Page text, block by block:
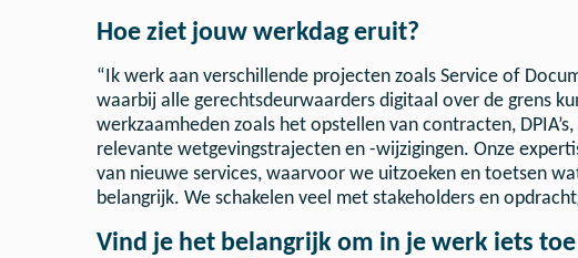
Hoe ziet jouw werkdag eruit?
“Ik werk aan verschillende projecten zoals Service of
waarbij alle gerechtsdeurwaarders digitaal over de grens
werkzaamheden zoals het opstellen van contracten,
relevante wetgevingstrajecten en -wijzigingen. Onze
van nieuwe services, waarvoor we uitzoeken en toetsen
belangrijk. We schakelen veel met stakeholders en
Vind je het belangrijk om in je werk iets